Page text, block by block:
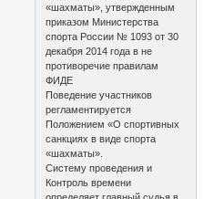
«шахматы», утвержденным
приказом Министерства
спорта России № 1093 от 30
декабря 2014 года в не
противоречие правилам
ФИДЕ
Поведение участников
регламентируется
Положением «О спортивных
санкциях в виде спорта
«шахматы».
Систему проведения и
Контроль времени
определяет главный судья в